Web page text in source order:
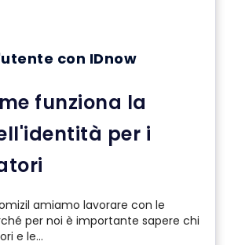
con IDnow
funziona la
per i
amiamo lavorare con le
per noi è importante sapere chi
e le...